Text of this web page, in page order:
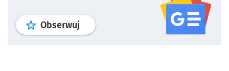
Obserwuj profil serwisu